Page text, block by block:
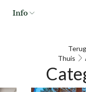
Info
Thuis